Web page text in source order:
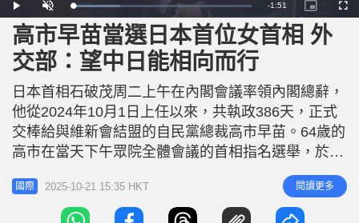
P
l
a
y
U
n
m
u
t
e
L
o
a
d
e
d
:
2
6
7
9
R
e
n
i
-1:51
P
i
c
t
u
-
P
i
u
r
F
u
高市早苗當選日本首位女首相 外
交部：望中日能相向而行
日本首相石破茂周二上午在內閣會議率領內閣總辭，
他從2024年10月1日上任以來，共執政386天，正式
交棒給與維新會結盟的自民黨總裁高市早苗。64歲的
高市在當天下午眾院全體會議的首相指名選舉，於首
輪投票中，在465個席位中取得237票，順利當選為
第104任首相，成為憲政史上首位女首相，預計於當
晚在首相官邸召開記者會，介紹經濟對策的主要內容
國際 2025-10-21 15:35 HKT 閱讀更多